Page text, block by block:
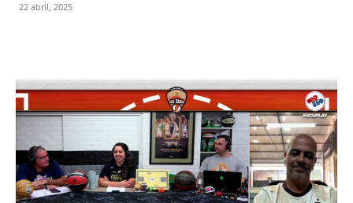
22 abril, 2025